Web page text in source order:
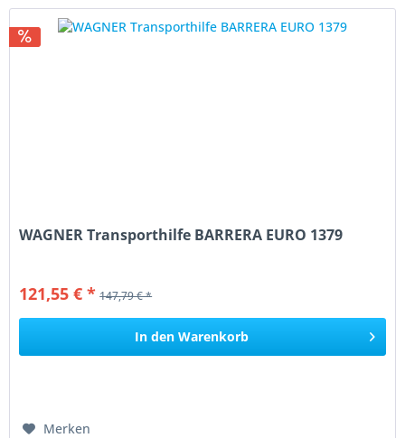
WAGNER Transporthilfe BARRERA EURO 1379
121,55 € * 147,79 € *
In den Warenkorb
Merken